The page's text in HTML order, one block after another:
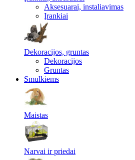
Aksesuarai, instaliavimas
Įrankiai
Dekoracijos, gruntas
Dekoracijos
Gruntas
Smulkiems
Maistas
Narvai ir priedai